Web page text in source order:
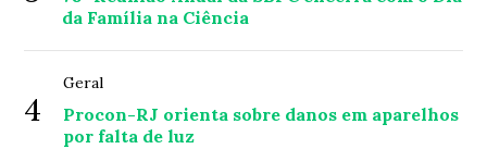
da Família na Ciência
4
Geral
Procon-RJ orienta sobre danos em aparelhos
por falta de luz